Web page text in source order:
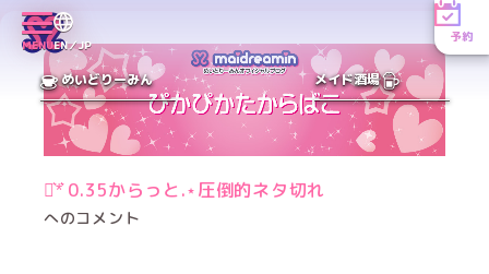
MENUEN／JP
予約
めいどりーみん メイド酒場
⋆͛*͛ 0.35からっと.⋆圧倒的ネタ切れ
へのコメント